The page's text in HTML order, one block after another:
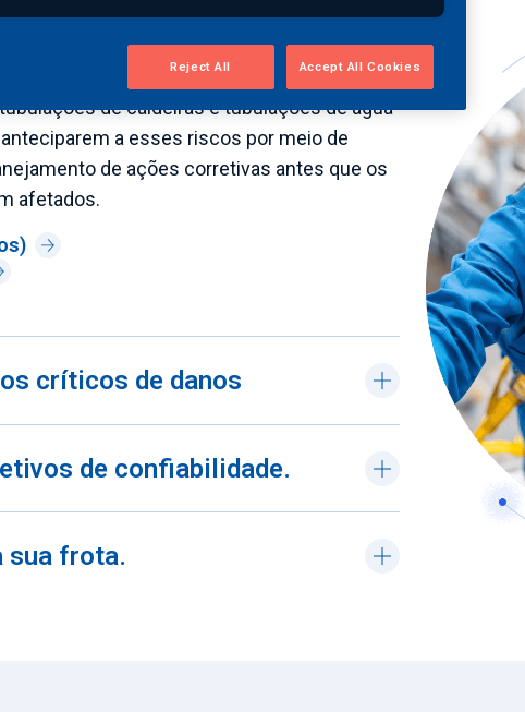
forçados
fósseis são frequentemente
de caldeiras e tubulações de água
a esses riscos por meio de
de ações corretivas antes que os
afetados.
críticos de danos
de confiabilidade.
sua frota.
Reject All Accept All Cookies